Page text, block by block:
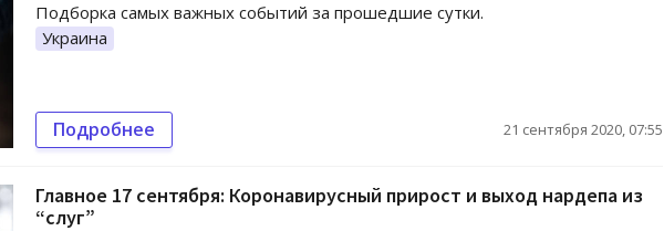
Подборка самых важных событий за прошедшие сутки.
Украина
Подробнее 21 сентября 2020, 07:55
Главное 17 сентября: Коронавирусный прирост и выход нардепа из
“слуг”